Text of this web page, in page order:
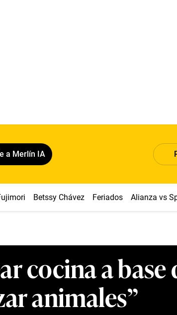
a Merlín IA
Betssy Chávez Feriados Alianza vs
cocina a
animales”